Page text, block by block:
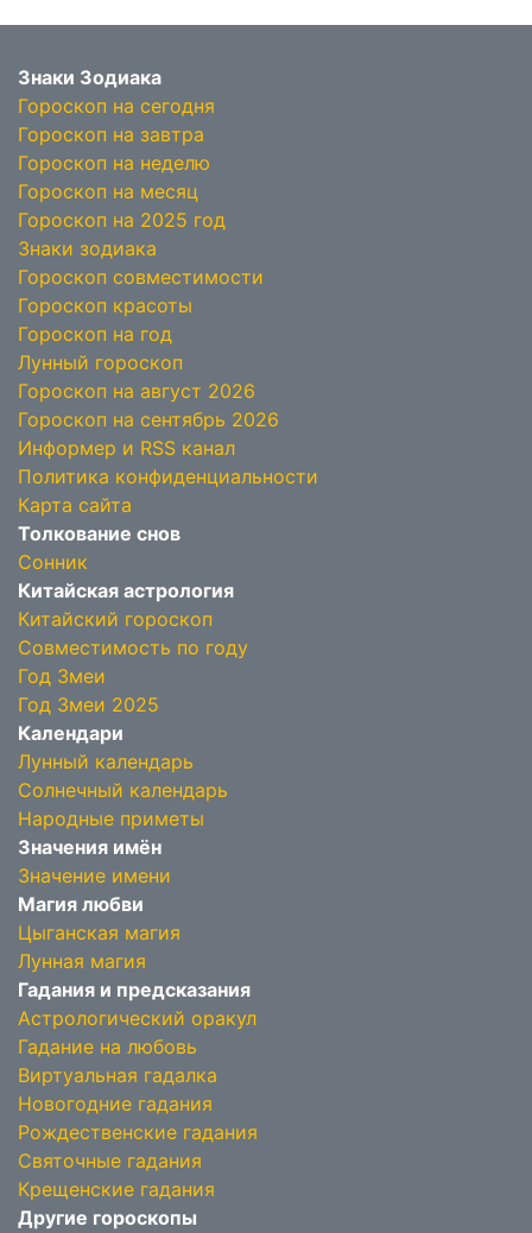
Знаки Зодиака
Гороскоп на сегодня
Гороскоп на завтра
Гороскоп на неделю
Гороскоп на месяц
Гороскоп на 2025 год
Знаки зодиака
Гороскоп совместимости
Гороскоп красоты
Гороскоп на год
Лунный гороскоп
Гороскоп на август 2026
Гороскоп на сентябрь 2026
Информер и RSS канал
Политика конфиденциальности
Карта сайта
Толкование снов
Сонник
Китайская астрология
Китайский гороскоп
Совместимость по году
Год Змеи
Год Змеи 2025
Календари
Лунный календарь
Солнечный календарь
Народные приметы
Значения имён
Значение имени
Магия любви
Цыганская магия
Лунная магия
Гадания и предсказания
Астрологический оракул
Гадание на любовь
Виртуальная гадалка
Новогодние гадания
Рождественские гадания
Святочные гадания
Крещенские гадания
Другие гороскопы